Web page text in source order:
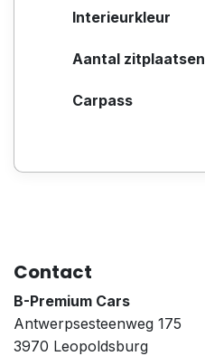
Interieurkleur
Aantal zitplaatsen
Carpass
Contact
B-Premium Cars
Antwerpsesteenweg 175
3970 Leopoldsburg